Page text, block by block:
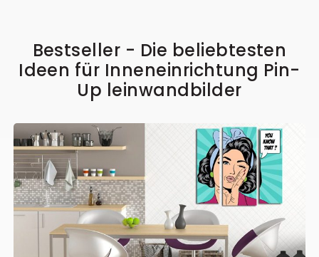
Bestseller - Die beliebtesten
Ideen für Inneneinrichtung Pin-
Up leinwandbilder